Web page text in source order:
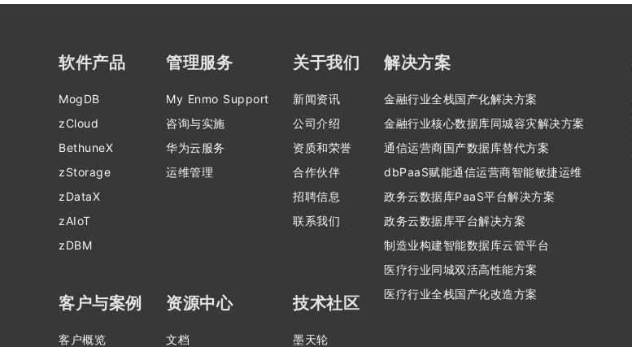
软件产品
MogDB
zCloud
BethuneX
zStorage
zDataX
zAIoT
zDBM
客户与案例
客户概览
管理服务
My Enmo Support
咨询与实施
华为云服务
运维管理
资源中心
文档
关于我们
新闻资讯
公司介绍
资质和荣誉
合作伙伴
招聘信息
联系我们
技术社区
墨天轮
解决方案
金融行业全栈国产化解决方案
金融行业核心数据库同城容灾解决方案
通信运营商国产数据库替代方案
dbPaaS赋能通信运营商智能敏捷运维
政务云数据库PaaS平台解决方案
政务云数据库平台解决方案
制造业构建智能数据库云管平台
医疗行业同城双活高性能方案
医疗行业全栈国产化改造方案